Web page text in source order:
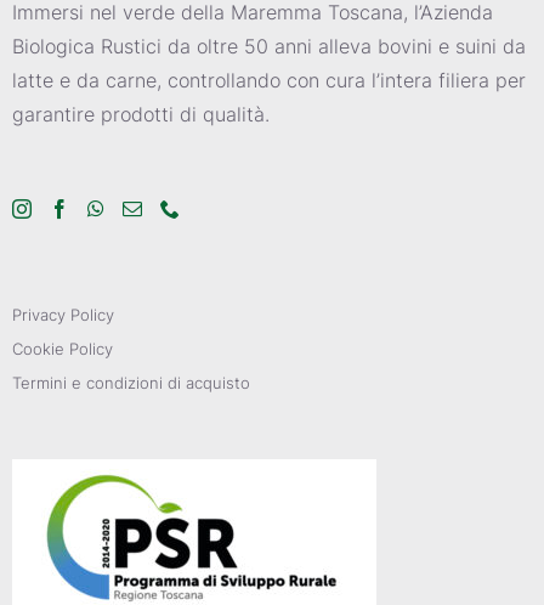
Immersi nel verde della Maremma Toscana, l’Azienda
Biologica Rustici da oltre 50 anni alleva bovini e suini da
latte e da carne, controllando con cura l’intera filiera per
garantire prodotti di qualità.
Privacy Policy
Cookie Policy
Termini e condizioni di acquisto